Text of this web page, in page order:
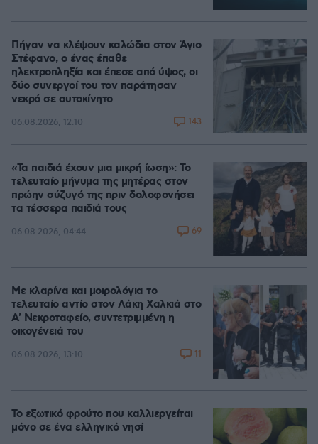
Πήγαν να κλέψουν καλώδια στον Άγιο
Στέφανο, ο ένας έπαθε
ηλεκτροπληξία και έπεσε από ύψος, οι
δύο συνεργοί του τον παράτησαν
νεκρό σε αυτοκίνητο
06.08.2026, 12:10 143
«Τα παιδιά έχουν μια μικρή ίωση»: Το
τελευταίο μήνυμα της μητέρας στον
πρώην σύζυγό της πριν δολοφονήσει
τα τέσσερα παιδιά τους
06.08.2026, 04:44 69
Με κλαρίνα και μοιρολόγια το
τελευταίο αντίο στον Λάκη Χαλκιά στο
A' Νεκροταφείο, συντετριμμένη η
οικογένειά του
06.08.2026, 13:10 11
Το εξωτικό φρούτο που καλλιεργείται
μόνο σε ένα ελληνικό νησί